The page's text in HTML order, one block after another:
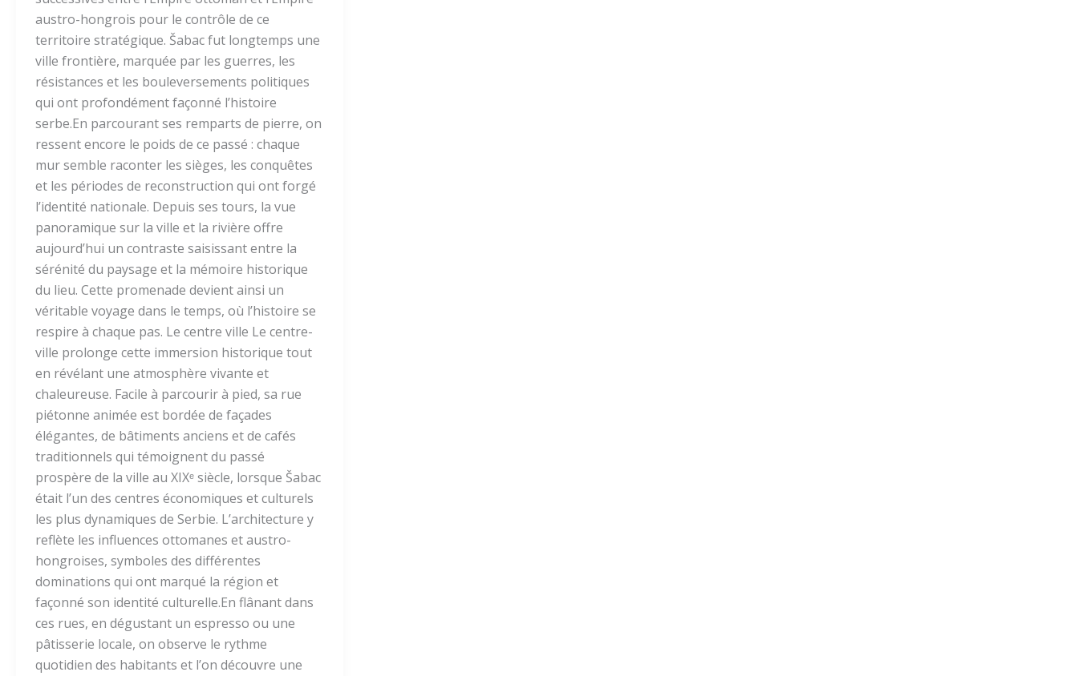
austro-hongrois pour le contrôle de ce
territoire stratégique. Šabac fut longtemps une
ville frontière, marquée par les guerres, les
résistances et les bouleversements politiques
qui ont profondément façonné l’histoire
serbe.En parcourant ses remparts de pierre, on
ressent encore le poids de ce passé : chaque
mur semble raconter les sièges, les conquêtes
et les périodes de reconstruction qui ont forgé
l’identité nationale. Depuis ses tours, la vue
panoramique sur la ville et la rivière offre
aujourd’hui un contraste saisissant entre la
sérénité du paysage et la mémoire historique
du lieu. Cette promenade devient ainsi un
véritable voyage dans le temps, où l’histoire se
respire à chaque pas. Le centre ville Le centre-
ville prolonge cette immersion historique tout
en révélant une atmosphère vivante et
chaleureuse. Facile à parcourir à pied, sa rue
piétonne animée est bordée de façades
élégantes, de bâtiments anciens et de cafés
traditionnels qui témoignent du passé
prospère de la ville au XIXᵉ siècle, lorsque Šabac
était l’un des centres économiques et culturels
les plus dynamiques de Serbie. L’architecture y
reflète les influences ottomanes et austro-
hongroises, symboles des différentes
dominations qui ont marqué la région et
façonné son identité culturelle.En flânant dans
ces rues, en dégustant un espresso ou une
pâtisserie locale, on observe le rythme
quotidien des habitants et l’on découvre une